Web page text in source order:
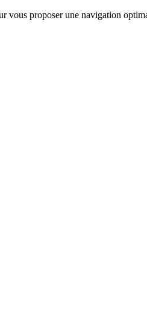
proposer une navigation